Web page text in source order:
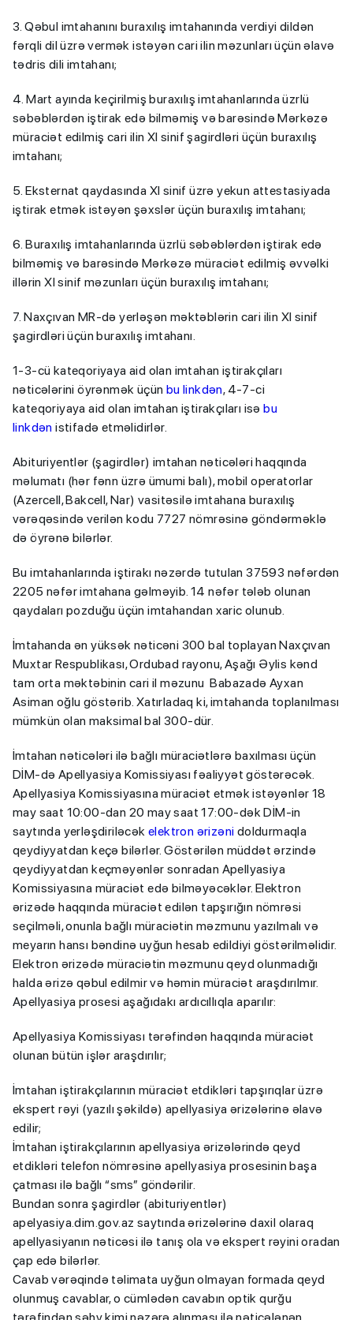
3. Qəbul imtahanını buraxılış imtahanında verdiyi dildən
fərqli dil üzrə vermək istəyən cari ilin məzunları üçün əlavə
tədris dili imtahanı;
4. Mart ayında keçirilmiş buraxılış imtahanlarında üzrlü
səbəblərdən iştirak edə bilməmiş və barəsində Mərkəzə
müraciət edilmiş cari ilin XI sinif şagirdləri üçün buraxılış
imtahanı;
5. Eksternat qaydasında XI sinif üzrə yekun attestasiyada
iştirak etmək istəyən şəxslər üçün buraxılış imtahanı;
6. Buraxılış imtahanlarında üzrlü səbəblərdən iştirak edə
bilməmiş və barəsində Mərkəzə müraciət edilmiş əvvəlki
illərin XI sinif məzunları üçün buraxılış imtahanı;
7. Naxçıvan MR-də yerləşən məktəblərin cari ilin XI sinif
şagirdləri üçün buraxılış imtahanı.
1-3-cü kateqoriyaya aid olan imtahan iştirakçıları
nəticələrini öyrənmək üçün bu linkdən, 4-7-ci
kateqoriyaya aid olan imtahan iştirakçıları isəbu
linkdən istifadə etməlidirlər.
Abituriyentlər (şagirdlər) imtahan nəticələri haqqında
məlumatı (hər fənn üzrə ümumi balı), mobil operatorlar
(Azercell, Bakcell, Nar) vasitəsilə imtahana buraxılış
vərəqəsində verilən kodu 7727 nömrəsinə göndərməklə
də öyrənə bilərlər.
Bu imtahanlarında iştirakı nəzərdə tutulan 37593 nəfərdən
2205 nəfər imtahana gəlməyib. 14 nəfər tələb olunan
qaydaları pozduğu üçün imtahandan xaric olunub.
İmtahanda ən yüksək nəticəni 300 bal toplayan Naxçıvan
Muxtar Respublikası, Ordubad rayonu, Aşağı Əylis kənd
tam orta məktəbinin cari il məzunu Babazadə Ayxan
Asiman oğlu göstərib. Xatırladaq ki, imtahanda toplanılması
mümkün olan maksimal bal 300-dür.
İmtahan nəticələri ilə bağlı müraciətlərə baxılması üçün
DİM-də Apellyasiya Komissiyası fəaliyyət göstərəcək.
Apellyasiya Komissiyasına müraciət etmək istəyənlər 18
may saat 10:00-dan 20 may saat 17:00-dək DİM-in
saytında yerləşdiriləcək elektron ərizəni doldurmaqla
qeydiyyatdan keçə bilərlər. Göstərilən müddət ərzində
qeydiyyatdan keçməyənlər sonradan Apellyasiya
Komissiyasına müraciət edə bilməyəcəklər. Elektron
ərizədə haqqında müraciət edilən tapşırığın nömrəsi
seçilməli, onunla bağlı müraciətin məzmunu yazılmalı və
meyarın hansı bəndinə uyğun hesab edildiyi göstərilməlidir.
Elektron ərizədə müraciətin məzmunu qeyd olunmadığı
halda ərizə qəbul edilmir və həmin müraciət araşdırılmır.
Apellyasiya prosesi aşağıdakı ardıcıllıqla aparılır:
Apellyasiya Komissiyası tərəfindən haqqında müraciət
olunan bütün işlər araşdırılır;
İmtahan iştirakçılarının müraciət etdikləri tapşırıqlar üzrə
ekspert rəyi (yazılı şəkildə) apellyasiya ərizələrinə əlavə
edilir;
İmtahan iştirakçılarının apellyasiya ərizələrində qeyd
etdikləri telefon nömrəsinə apellyasiya prosesinin başa
çatması ilə bağlı “sms” göndərilir.
Bundan sonra şagirdlər (abituriyentlər)
apelyasiya.dim.gov.az saytında ərizələrinə daxil olaraq
apellyasiyanın nəticəsi ilə tanış ola və ekspert rəyini oradan
çap edə bilərlər.
Cavab vərəqində təlimata uyğun olmayan formada qeyd
olunmuş cavablar, o cümlədən cavabın optik qurğu
tərəfindən səhv kimi nəzərə alınması ilə nəticələnən